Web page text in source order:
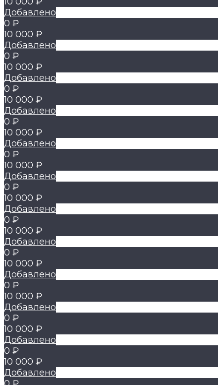
Добавлено
0 ₽
10 000 ₽
Добавлено
0 ₽
10 000 ₽
Добавлено
0 ₽
10 000 ₽
Добавлено
0 ₽
10 000 ₽
Добавлено
0 ₽
10 000 ₽
Добавлено
0 ₽
10 000 ₽
Добавлено
0 ₽
10 000 ₽
Добавлено
0 ₽
10 000 ₽
Добавлено
0 ₽
10 000 ₽
Добавлено
0 ₽
10 000 ₽
Добавлено
0 ₽
10 000 ₽
Добавлено